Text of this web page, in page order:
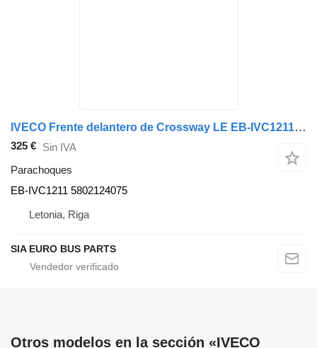
IVECO Frente delantero de Crossway LE EB-IVC1211 parachoques para IVECO Crossway LE autobús
325 € Sin IVA
Parachoques
EB-IVC1211 5802124075
Letonia, Riga
SIA EURO BUS PARTS
Otros modelos en la sección «IVECO